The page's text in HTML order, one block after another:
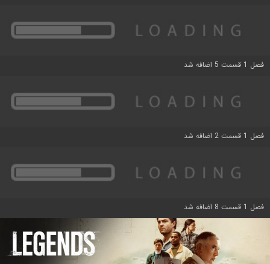
فصل 1 قسمت 5 اضافه شد
فصل 1 قسمت 2 اضافه شد
فصل 1 قسمت 8 اضافه شد